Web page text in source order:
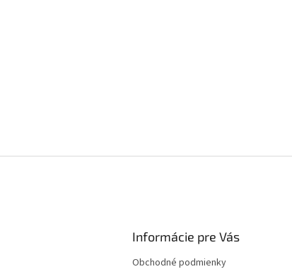
Informácie pre Vás
Obchodné podmienky